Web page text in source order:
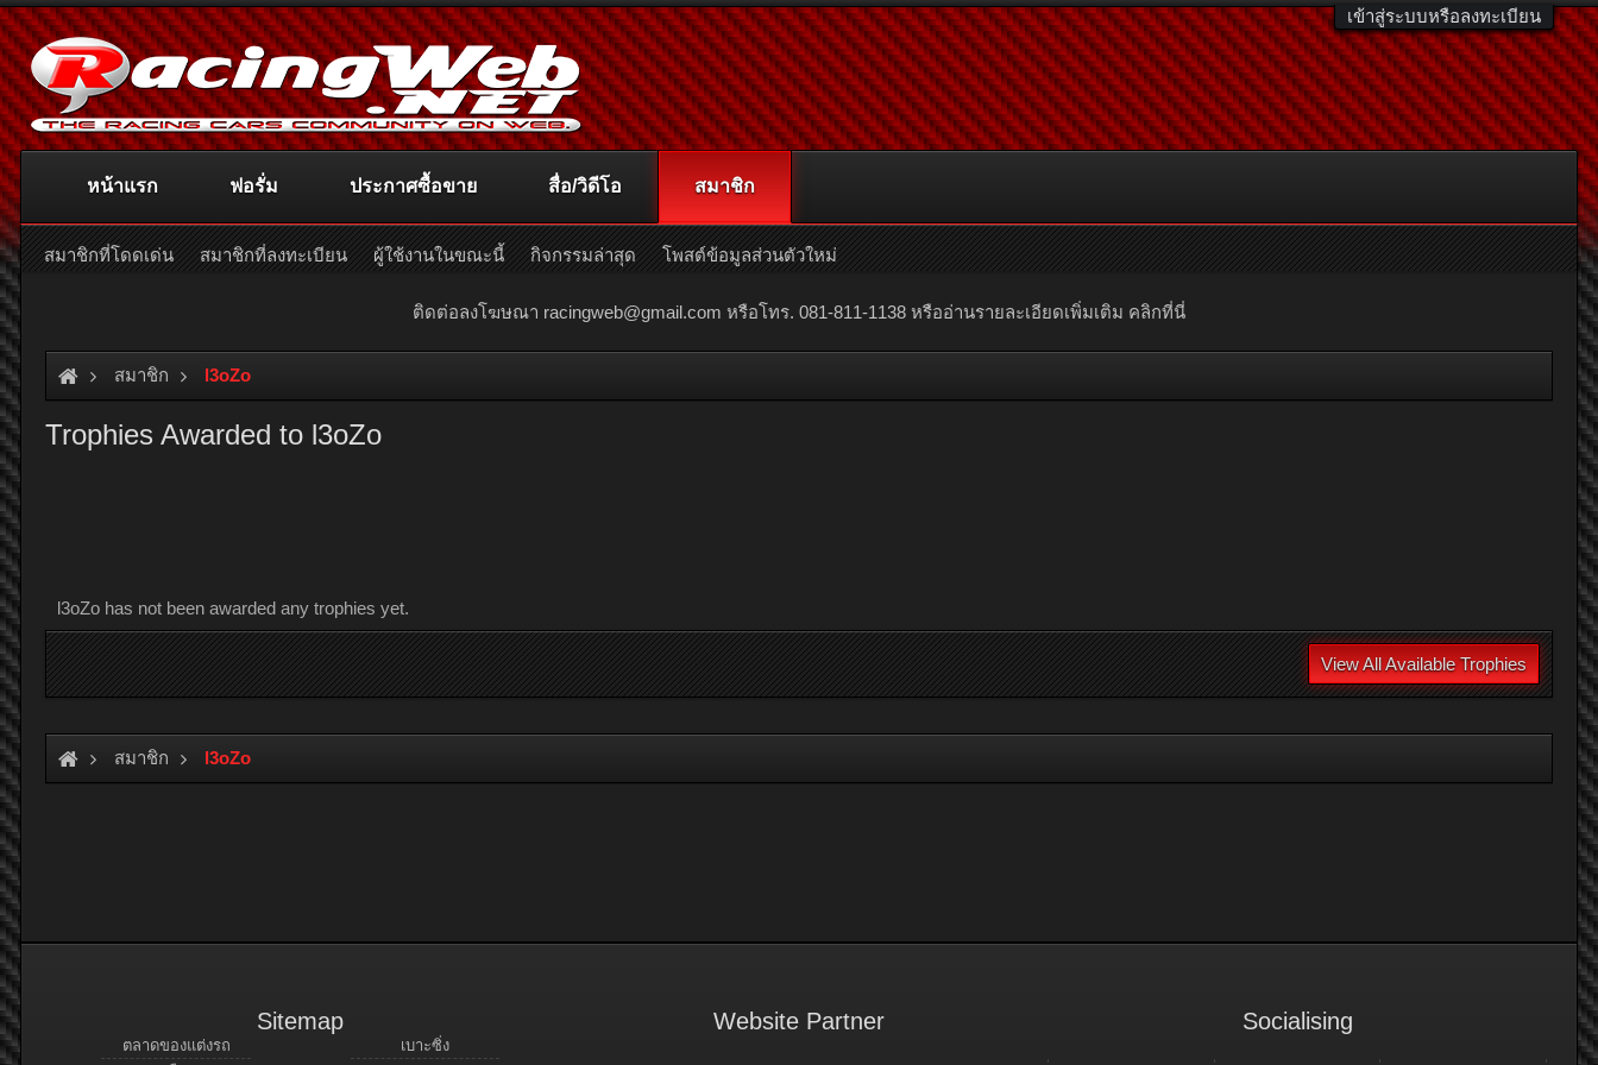
เข้าสู่ระบบหรือลงทะเบียน
ติดต่อลงโฆษณา racingweb@gmail.com หรือโทร. 081-811-1138 หรืออ่านรายละเอียดเพิ่มเติม คลิกที่นี่
สมาชิก l3oZo
Trophies Awarded to l3oZo
l3oZo has not been awarded any trophies yet.
View All Available Trophies
สมาชิก l3oZo
หน้าแรก ฟอรั่ม ประกาศซื้อขาย สื่อ/วิดีโอ สมาชิก
สมาชิกที่โดดเด่น สมาชิกที่ลงทะเบียน ผู้ใช้งานในขณะนี้ กิจกรรมล่าสุด โพสต์ข้อมูลส่วนตัวใหม่
Sitemap
ตลาดของแต่งรถ
เบาะซิ่ง
Website Partner Socialising